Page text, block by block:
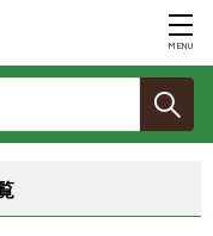
MENU